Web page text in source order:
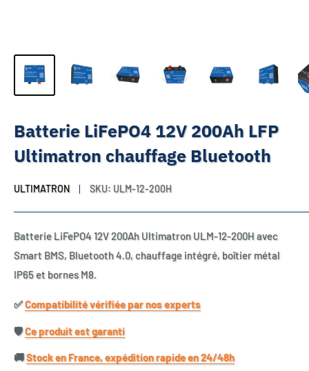
Batterie LiFePO4 12V 200Ah LFP
Ultimatron chauffage Bluetooth
ULTIMATRON SKU: ULM-12-200H
Batterie LiFePO4 12V 200Ah Ultimatron ULM-12-200H avec
Smart BMS, Bluetooth 4.0, chauffage intégré, boîtier métal
IP65 et bornes M8.
✅​Compatibilité vérifiée par nos experts
🛡️​Ce produit est garanti
🚚​Stock en France, expédition rapide en 24/48h